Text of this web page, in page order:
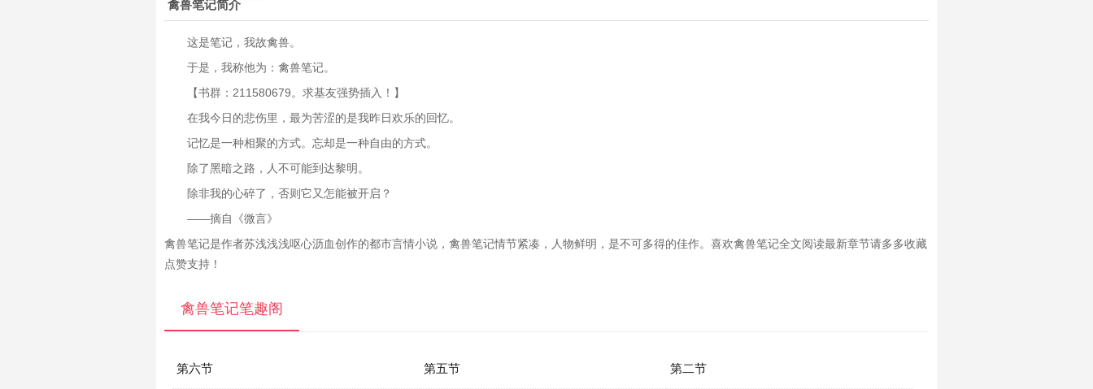
禽兽笔记简介
这是笔记，我故禽兽。
于是，我称他为：禽兽笔记。
【书群：211580679。求基友强势插入！】
在我今日的悲伤里，最为苦涩的是我昨日欢乐的回忆。
记忆是一种相聚的方式。忘却是一种自由的方式。
除了黑暗之路，人不可能到达黎明。
除非我的心碎了，否则它又怎能被开启？
——摘自《微言》
禽兽笔记是作者苏浅浅浅呕心沥血创作的都市言情小说，禽兽笔记情节紧凑，人物鲜明，是不可多得的佳作。喜欢禽兽笔记全文阅读最新章节请多多收藏
点赞支持！
禽兽笔记笔趣阁
第六节 第五节 第二节